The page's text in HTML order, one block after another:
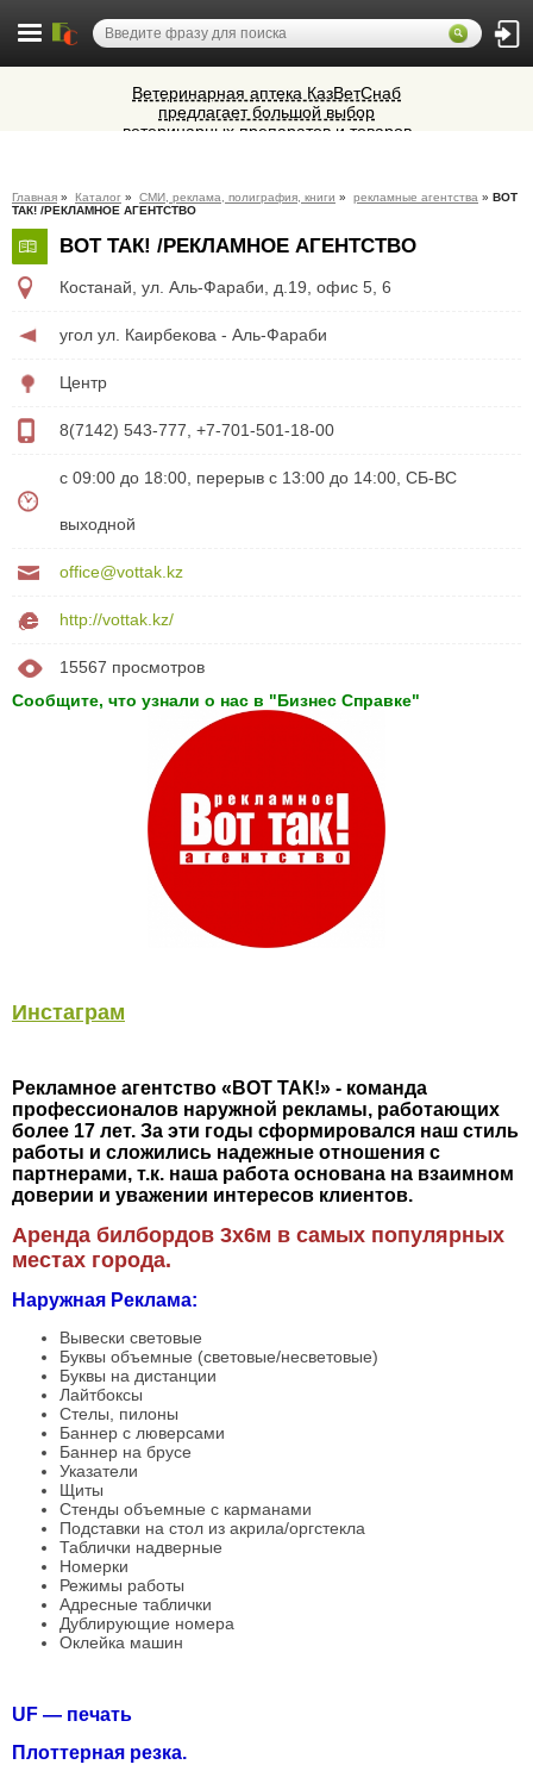
фасадное остекление,
фонари из профиля СИАЛ (Россия)
Ветеринарная аптека КазВетСнаб
предлагает большой выбор
ветеринарных препаратов и товаров
Микроавтобусы в Челябинск утром и
вечером
Главная » Каталог » СМИ, реклама, полиграфия, книги » рекламные агентства » ВОТ
ТАК! /РЕКЛАМНОЕ АГЕНТСТВО
ВОТ ТАК! /РЕКЛАМНОЕ АГЕНТСТВО
Костанай ул. Аль-Фараби, д.19, офис 5, 6
угол ул. Каирбекова - Аль-Фараби
Центр
8(7142) 543-777, +7-701-501-18-00
с 09:00 до 18:00, перерыв с 13:00 до 14:00, СБ-ВС
выходной
office@vottak.kz
http://vottak.kz/
15567 просмотров
Сообщите, что узнали о нас в "Бизнес Справке"
Инстаграм
Рекламное агентство «ВОТ ТАК!» - команда
профессионалов наружной рекламы, работающих
более 17 лет. За эти годы сформировался наш стиль
работы и сложились надежные отношения с
партнерами, т.к. наша работа основана на взаимном
доверии и уважении интересов клиентов.
Аренда билбордов 3х6м в самых популярных
местах города.
Наружная Реклама:
Вывески световые
Буквы объемные (световые/несветовые)
Буквы на дистанции
Лайтбоксы
Стелы, пилоны
Баннер с люверсами
Баннер на брусе
Указатели
Щиты
Стенды объемные с карманами
Подставки на стол из акрила/оргстекла
Таблички надверные
Номерки
Режимы работы
Адресные таблички
Дублирующие номера
Оклейка машин
UF — печать
Плоттерная резка.